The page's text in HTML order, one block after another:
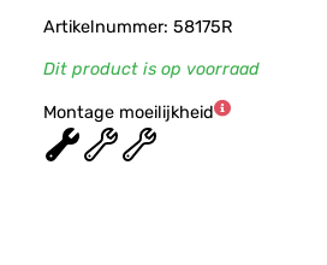
Artikelnummer: 58175R
Dit product is op voorraad
Montage moeilijkheid
★★★